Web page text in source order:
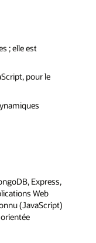
; elle est
pour le
Express,
Web
(JavaScript)